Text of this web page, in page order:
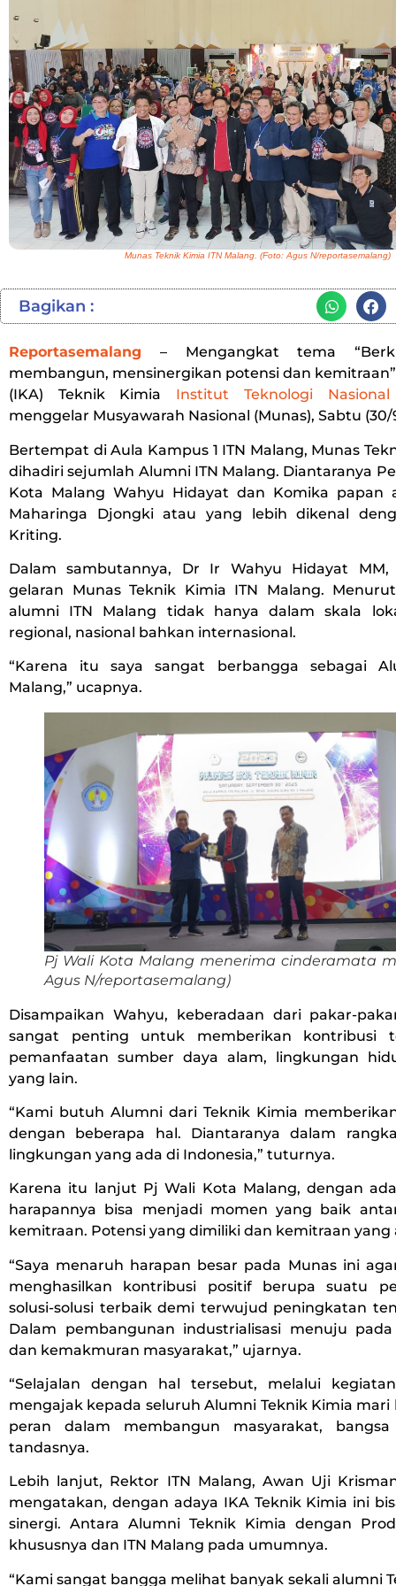
Munas Teknik Kimia ITN Malang. (Foto: Agus N/reportasemalang)
Bagikan :
Reportasemalang – Mengangkat tema
membangun, mensinergikan potensi dan
(IKA) Teknik Kimia Institut Teknologi Nasional
menggelar Musyawarah Nasional (Munas), Sabtu (30/
Bertempat di Aula Kampus 1 ITN Malang, Munas
dihadiri sejumlah Alumni ITN Malang. Diantaranya
Kota Malang Wahyu Hidayat dan Komika papan
Maharinga Djongki atau yang lebih dikenal
Kriting.
Dalam sambutannya, Dr Ir Wahyu Hidayat MM,
gelaran Munas Teknik Kimia ITN Malang.
alumni ITN Malang tidak hanya dalam skala
regional, nasional bahkan internasional.
“Karena itu saya sangat berbangga sebagai
Malang,” ucapnya.
Pj Wali Kota Malang menerima cinderamata
Agus N/reportasemalang)
Disampaikan Wahyu, keberadaan dari pakar-
sangat penting untuk memberikan kontribusi
pemanfaatan sumber daya alam, lingkungan
yang lain.
“Kami butuh Alumni dari Teknik Kimia
dengan beberapa hal. Diantaranya dalam
lingkungan yang ada di Indonesia,” tuturnya.
Karena itu lanjut Pj Wali Kota Malang, dengan
harapannya bisa menjadi momen yang baik
kemitraan. Potensi yang dimiliki dan kemitraan yang
“Saya menaruh harapan besar pada Munas ini
menghasilkan kontribusi positif berupa suatu
solusi-solusi terbaik demi terwujud peningkatan
Dalam pembangunan industrialisasi menuju
dan kemakmuran masyarakat,” ujarnya.
“Selajalan dengan hal tersebut, melalui
mengajak kepada seluruh Alumni Teknik Kimia
peran dalam membangun masyarakat,
tandasnya.
Lebih lanjut, Rektor ITN Malang, Awan Uji
mengatakan, dengan adaya IKA Teknik Kimia ini
sinergi. Antara Alumni Teknik Kimia dengan
khususnya dan ITN Malang pada umumnya.
“Kami sangat bangga melihat banyak sekali alumni